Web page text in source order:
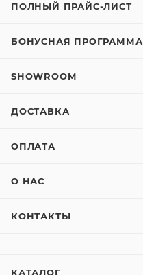
ПОЛНЫЙ ПРАЙС-ЛИСТ
БОНУСНАЯ ПРОГРАММА
SHOWROOM
ДОСТАВКА
ОПЛАТА
О НАС
КОНТАКТЫ
КАТАЛОГ